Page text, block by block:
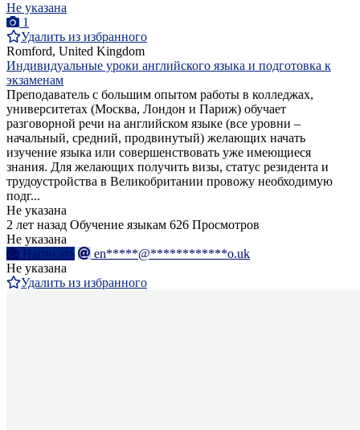
Не указана
1
Удалить из избранного
Romford, United Kingdom
Индивидуальные уроки английского языка и подготовка к
экзаменам
Преподаватель с большим опытом работы в колледжах,
университетах (Москва, Лондон и Париж) обучает
разговорной речи на английском языке (все уровни –
начальный, средний, продвинутый) желающих начать
изучение языка или совершенствовать уже имеющиеся
знания. Для желающих получить визы, статус резидента и
трудоустройства в Великобритании провожу необходимую
подг...
Не указана
2 лет назад Обучение языкам 626 Просмотров
Не указана
Написать
en*****@************o.uk
Не указана
Удалить из избранного